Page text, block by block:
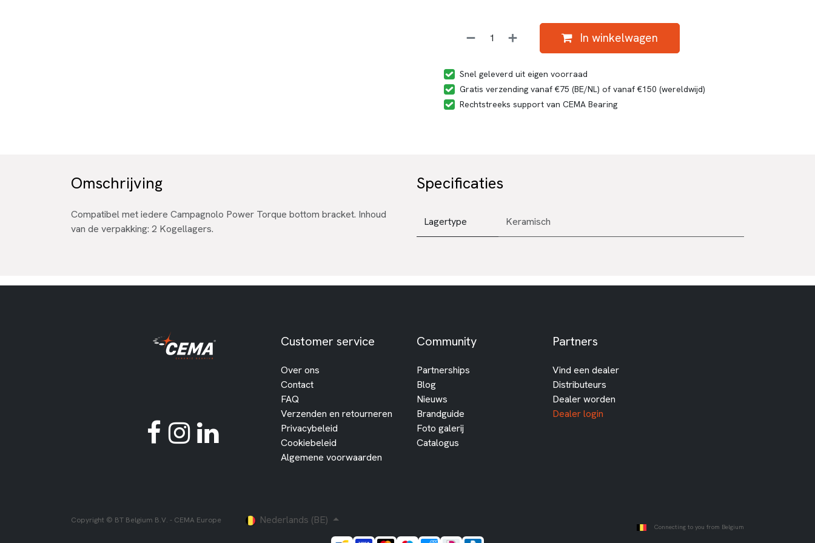
In winkelwagen
Snel geleverd uit eigen voorraad
Gratis verzending vanaf €75 (BE/NL) of vanaf €150 (wereldwijd)
Rechtstreeks support van CEMA Bearing
Omschrijving
Compatibel met iedere Campagnolo Power Torque bottom bracket. Inhoud
van de verpakking: 2 Kogellagers.
Specificaties
Lagertype Keramisch
Customer service
Over ons
Contact
FAQ
Verzenden en retourneren
Privacybeleid
Cookiebeleid
Algemene voorwaarden
Community
Partnerships
Blog
Nieuws
Brandguide
Foto galerij
Catalogus
Partners
Vind een dealer
Distributeurs
Dealer worden
Dealer login
Copyright © BT Belgium B.V. - CEMA Europe Nederlands (BE)
Connecting to you from Belgium